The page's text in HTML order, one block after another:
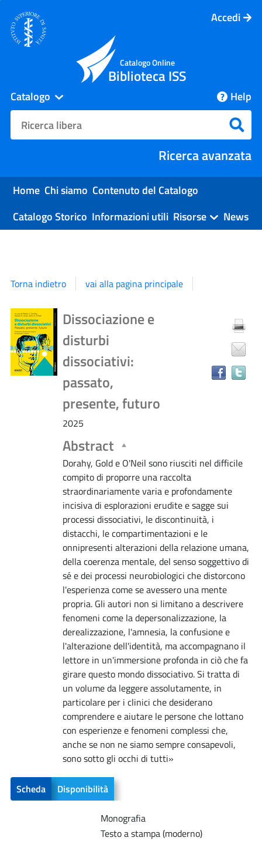
Accedi
Catalogo Online
Biblioteca ISS
Catalogo
cambia
Help
Cerca su "Catalogo"
Cerca
Ricerca avanzata
Home Chi siamo Contenuto del Catalogo
Catalogo Storico Informazioni utili Risorse News
Torna indietro vai alla pagina principale
Dettaglio
del
documento
Dissociazione e
disturbi
dissociativi:
passato,
presente, futuro
2025
Abstract
Dorahy, Gold e O'Neil sono riusciti nel difficile
compito di proporre una raccolta
straordinariamente varia e profondamente
incisiva di esplorazioni erudite e sagge sui
processi dissociativi, le discontinuità, i
distacchi, le compartimentazioni e le
onnipresenti alterazioni della relazione umana,
della coerenza mentale, del senso soggettivo di
sé e dei processi neurobiologici che distorcono
l'esperienza come se avessero una mente
propria. Gli autori non si limitano a descrivere
fenomeni come la depersonalizzazione, la
derealizzazione, l'amnesia, la confusione e
l'alterazione dell'identità, ma accompagnano il
lettore in un'immersione profonda in ciò che fa
girare questo mondo dissociativo. Si tratta di
un volume da leggere assolutamente, in
particolare per i clinici che desiderano
comprendere e aiutare le persone che lottano
con esperienze e fenomeni complessi che,
anche se non ne siamo sempre consapevoli,
sono sotto gli occhi di tutti»
Scheda Disponibilità
Monografia
Testo a stampa (moderno)